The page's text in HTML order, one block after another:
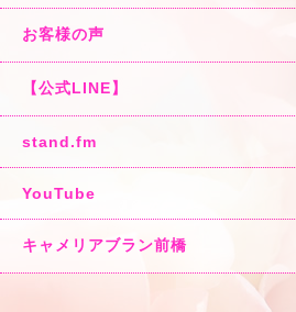
お客様の声
【公式LINE】
stand.fm
YouTube
キャメリアブラン前橋